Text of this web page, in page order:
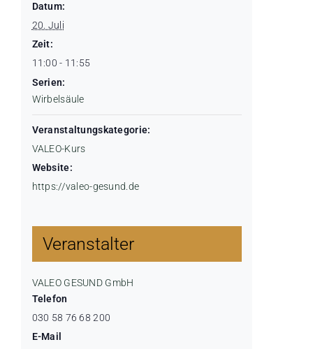
Datum:
20. Juli
Zeit:
11:00 - 11:55
Serien:
Wirbelsäule
Veranstaltungskategorie:
VALEO-Kurs
Website:
https://valeo-gesund.de
Veranstalter
VALEO GESUND GmbH
Telefon
030 58 76 68 200
E-Mail